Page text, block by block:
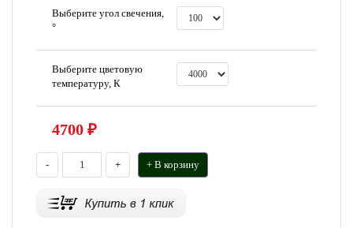
Выберите угол свечения,
°
Выберите цветовую
температуру, К
4700 ₽
- + + В корзину